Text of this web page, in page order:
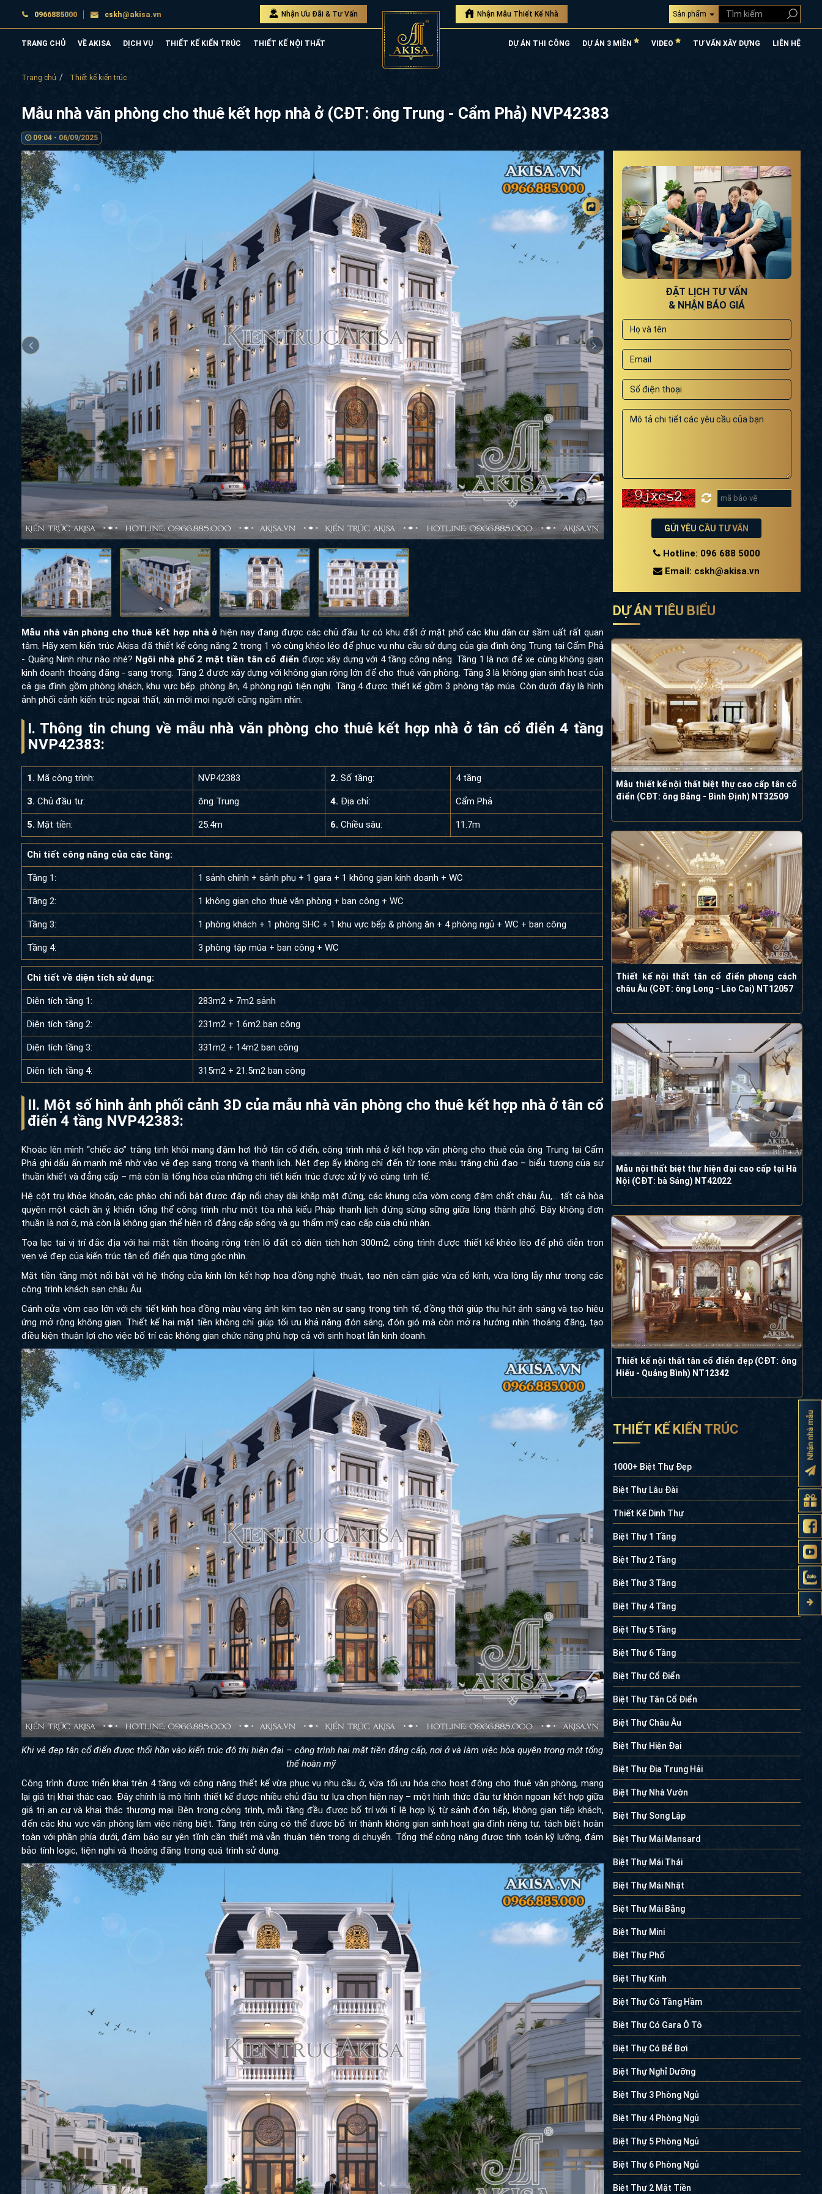
0966885000 cskh@akisa.vn Nhận Ưu Đãi & Tư Vấn Nhận Mẫu Thiết Kế Nhà Sản phẩm
TRANG CHỦ VỀ AKISA DỊCH VỤ THIẾT KẾ KIẾN TRÚC THIẾT KẾ NỘI THẤT DỰ ÁN THI CÔNG DỰ ÁN 3 MIỀN VIDEO TƯ VẤN XÂY DỰNG LIÊN HỆ
Trang chủ Thiết kế kiến trúc
Mẫu nhà văn phòng cho thuê kết hợp nhà ở (CĐT: ông Trung - Cẩm Phả) NVP42383
09:04 - 06/09/2025
Mẫu nhà văn phòng cho thuê kết hợp nhà ở hiện nay đang được các chủ đầu tư có khu đất ở mặt phố các khu dân cư sầm uất rất quan tâm.
Hãy xem kiến trúc Akisa đã thiết kế công năng 2 trong 1 vô cùng khéo léo để phục vụ nhu cầu sử dụng của gia đình ông Trung tại Cẩm Phả -
Quảng Ninh như nào nhé?Ngôi nhà phố 2 mặt tiền tân cổ điểnđược xây dựng với 4 tầng công năng. Tầng 1 là nơi để xe cùng không gian kinh
doanh thoáng đãng - sang trọng. Tầng 2 được xây dựng với không gian rộng lớn để cho thuê văn phòng. Tầng 3 là không gian sinh hoạt của cả
gia đình gồm phòng khách, khu vực bếp. phòng ăn, 4 phòng ngủ tiện nghi. Tầng 4 được thiết kế gồm 3 phòng tập múa. Còn dưới đây là hình ảnh
phối cảnh kiến trúc ngoại thất, xin mời mọi người cũng ngắm nhìn.
I. Thông tin chung về mẫu nhà văn phòng cho thuê kết hợp nhà ở tân cổ điển 4
tầng NVP42383:
1. Mã công trình: NVP42383 2. Số tầng: 4 tầng
3. Chủ đầu tư: ông Trung 4. Địa chỉ: Cẩm Phả
5. Mặt tiền: 25.4m 6. Chiều sâu: 11.7m
Chi tiết công năng của các tầng:
Tầng 1: 1 sảnh chính + sảnh phụ + 1 gara + 1 không gian kinh doanh + WC
Tầng 2: 1 không gian cho thuê văn phòng + ban công + WC
Tầng 3: 1 phòng khách + 1 phòng SHC + 1 khu vực bếp & phòng ăn + 4 phòng ngủ + WC + ban công
Tầng 4: 3 phòng tập múa + ban công + WC
Chi tiết về diện tích sử dụng:
Diện tích tầng 1: 283m2 + 7m2 sảnh
Diện tích tầng 2: 231m2 + 1.6m2 ban công
Diện tích tầng 3: 331m2 + 14m2 ban công
Diện tích tầng 4: 315m2 + 21.5m2 ban công
II. Một số hình ảnh phối cảnh 3D của mẫunhà văn phòng cho thuê kết hợp nhà ở
tân cổ điển 4 tầng NVP42383:
Khoác lên mình “chiếc áo” trắng tinh khôi mang đậm hơi thở tân cổ điển, công trình nhà ở kết hợp văn phòng cho thuê của ông Trung tại Cẩm Phả
ghi dấu ấn mạnh mẽ nhờ vào vẻ đẹp sang trọng và thanh lịch. Nét đẹp ấy không chỉ đến từ tone màu trắng chủ đạo – biểu tượng của sự thuần
khiết và đẳng cấp – mà còn là tổng hòa của những chi tiết kiến trúc được xử lý vô cùng tinh tế.
Hệ cột trụ khỏe khoắn, các phào chỉ nổi bật được đắp nổi chạy dài khắp mặt đứng, các khung cửa vòm cong đậm chất châu Âu,… tất cả hòa
quyện một cách ăn ý, khiến tổng thể công trình như một tòa nhà kiểu Pháp thanh lịch đứng sừng sững giữa lòng thành phố. Đây không đơn thuần
là nơi ở, mà còn là không gian thể hiện rõ đẳng cấp sống và gu thẩm mỹ cao cấp của chủ nhân.
Tọa lạc tại vị trí đắc địa với hai mặt tiền thoáng rộng trên lô đất có diện tích hơn 300m2, công trình được thiết kế khéo léo để phô diễn trọn vẹn vẻ
đẹp của kiến trúc tân cổ điển qua từng góc nhìn.
Mặt tiền tầng một nổi bật với hệ thống cửa kính lớn kết hợp hoa đồng nghệ thuật, tạo nên cảm giác vừa cổ kính, vừa lộng lẫy như trong các công
trình khách sạn châu Âu.
Cánh cửa vòm cao lớn với chi tiết kính hoa đồng màu vàng ánh kim tạo nên sự sang trọng tinh tế, đồng thời giúp thu hút ánh sáng và tạo hiệu ứng
mở rộng không gian. Thiết kế hai mặt tiền không chỉ giúp tối ưu khả năng đón sáng, đón gió mà còn mở ra hướng nhìn thoáng đãng, tạo điều kiện
thuận lợi cho việc bố trí các không gian chức năng phù hợp cả với sinh hoạt lẫn kinh doanh.
Khi vẻ đẹp tân cổ điển được thổi hồn vào kiến trúc đô thị hiện đại – công trình hai mặt tiền đẳng cấp, nơi ở và làm việc hòa quyện trong một tổng
thể hoàn mỹ
Công trình được triển khai trên 4 tầng với công năng thiết kế vừa phục vụ nhu cầu ở, vừa tối ưu hóa cho hoạt động cho thuê văn phòng, mang lại
giá trị khai thác cao. Đây chính là mô hình thiết kế được nhiều chủ đầu tư lựa chọn hiện nay – một hình thức đầu tư khôn ngoan kết hợp giữa giá
trị an cư và khai thác thương mại. Bên trong công trình, mỗi tầng đều được bố trí với tỉ lệ hợp lý, từ sảnh đón tiếp, không gian tiếp khách, đến các
khu vực văn phòng làm việc riêng biệt. Tầng trên cùng có thể được bố trí thành không gian sinh hoạt gia đình riêng tư, tách biệt hoàn toàn với
phần phía dưới, đảm bảo sự yên tĩnh cần thiết mà vẫn thuận tiện trong di chuyển. Tổng thể công năng được tính toán kỹ lưỡng, đảm bảo tính
logic, tiện nghi và thoáng đãng trong quá trình sử dụng.
ĐẶT LỊCH TƯ VẤN
& NHẬN BÁO GIÁ
GỬI YÊU CẦU TƯ VẤN
Hotline: 096 688 5000
Email: cskh@akisa.vn
DỰ ÁN TIÊU BIỂU
Mẫu thiết kế nội thất biệt thự cao cấp tân
cổ điển (CĐT: ông Bảng - Bình Định)
Thiết kế nội thất tân cổ điển phong cách
châu Âu (CĐT: ông Long - Lào Cai)
Mẫu nội thất biệt thự hiện đại cao cấp tại
Hà Nội (CĐT: bà Sáng) NT42022
Thiết kế nội thất tân cổ điển đẹp (CĐT: ông
Hiếu - Quảng Bình) NT12342
THIẾT KẾ KIẾN TRÚC
1000+ Biệt Thự Đẹp
Biệt Thự Lâu Đài
Thiết Kế Dinh Thự
Biệt Thự 1 Tầng
Biệt Thự 2 Tầng
Biệt Thự 3 Tầng
Biệt Thự 4 Tầng
Biệt Thự 5 Tầng
Biệt Thự 6 Tầng
Biệt Thự Cổ Điển
Biệt Thự Tân Cổ Điển
Biệt Thự Châu Âu
Biệt Thự Hiện Đại
Biệt Thự Địa Trung Hải
Biệt Thự Nhà Vườn
Biệt Thự Song Lập
Biệt Thự Mái Mansard
Biệt Thự Mái Thái
Biệt Thự Mái Nhật
Biệt Thự Mái Bằng
Biệt Thự Mini
Biệt Thự Phố
Biệt Thự Kính
Biệt Thự Có Tầng Hầm
Biệt Thự Có Gara Ô Tô
Biệt Thự Có Bể Bơi
Biệt Thự Nghỉ Dưỡng
Biệt Thự 3 Phòng Ngủ
Biệt Thự 4 Phòng Ngủ
Biệt Thự 5 Phòng Ngủ
Biệt Thự 6 Phòng Ngủ
Biệt Thự 2 Mặt Tiền
Nhận nhà mẫu